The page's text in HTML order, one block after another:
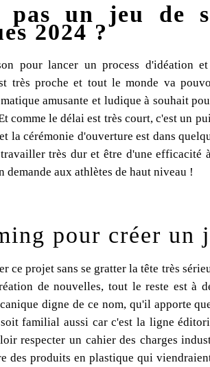
pas un jeu de
2024 ?
pour lancer un process d'idéation et
très proche et tout le monde va
amusante et ludique à souhait
comme le délai est très court, c'est un
la cérémonie d'ouverture est dans
très dur et être d'une efficacité
demande aux athlètes de haut niveau !
pour créer un
ce projet sans se gratter la tête très
de nouvelles, tout le reste est
digne de ce nom, qu'il apporte
familial aussi car c'est la ligne
respecter un cahier des charges
des produits en plastique qui